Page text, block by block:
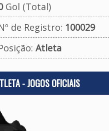
Gol (Total)
de Registro: 100029
Atleta
- JOGOS OFICIAIS